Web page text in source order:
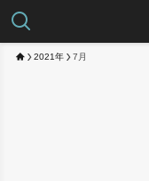
2021年 7月